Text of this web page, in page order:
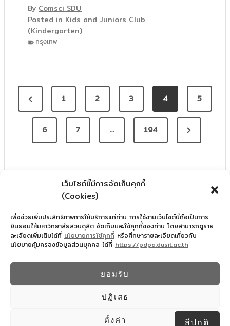
เว็บไซต์นี้มีการจัดเก็บคุกกี้
(Cookies)
เพื่อช่วยเพิ่มประสิทธิภาพการให้บริการแก่ท่าน การใช้งานเว็บไซต์นี้ถือเป็นการ
ยินยอมให้มหาวิทยาลัยสวนดุสิต จัดเก็บและใช้คุกกี้ของท่าน โดยสามารถดูราย
ละเอียดเพิ่มเติมได้ที่ นโยบายการใช้คุกกี้ หรือศึกษารายละเอียดเกี่ยวกับ
นโยบายคุ้มครองข้อมูลส่วนบุคคล ได้ที่ https://pdpa.dusit.ac.th
ยอมรับ
ปฏิเสธ
ตั้งค่า
By Comsci SDU
Posted in Kids and Juniors Club
(Kindergarten)
กรุงเทพ
P
O
G
I
N
P
r
v
P
a
1 2 3 4 5
6 7 … 194
N
e
g
e
022445587
© 2026 โรงเรียนสาธิตละอออุทิศ - WordPress
Theme byKadence WP
Design By COMSCI67 SDU
สีปกติ